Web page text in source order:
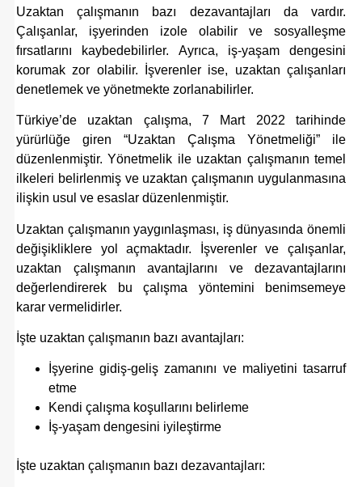
Uzaktan çalışmanın bazı dezavantajları da vardır.
Çalışanlar, işyerinden izole olabilir ve sosyalleşme
fırsatlarını kaybedebilirler. Ayrıca, iş-yaşam dengesini
korumak zor olabilir. İşverenler ise, uzaktan çalışanları
denetlemek ve yönetmekte zorlanabilirler.
Türkiye’de uzaktan çalışma, 7 Mart 2022 tarihinde
yürürlüğe giren “Uzaktan Çalışma Yönetmeliği” ile
düzenlenmiştir. Yönetmelik ile uzaktan çalışmanın temel
ilkeleri belirlenmiş ve uzaktan çalışmanın uygulanmasına
ilişkin usul ve esaslar düzenlenmiştir.
Uzaktan çalışmanın yaygınlaşması, iş dünyasında önemli
değişikliklere yol açmaktadır. İşverenler ve çalışanlar,
uzaktan çalışmanın avantajlarını ve dezavantajlarını
değerlendirerek bu çalışma yöntemini benimsemeye
karar vermelidirler.
İşte uzaktan çalışmanın bazı avantajları:
İşyerine gidiş-geliş zamanını ve maliyetini tasarruf
etme
Kendi çalışma koşullarını belirleme
İş-yaşam dengesini iyileştirme
İşte uzaktan çalışmanın bazı dezavantajları: